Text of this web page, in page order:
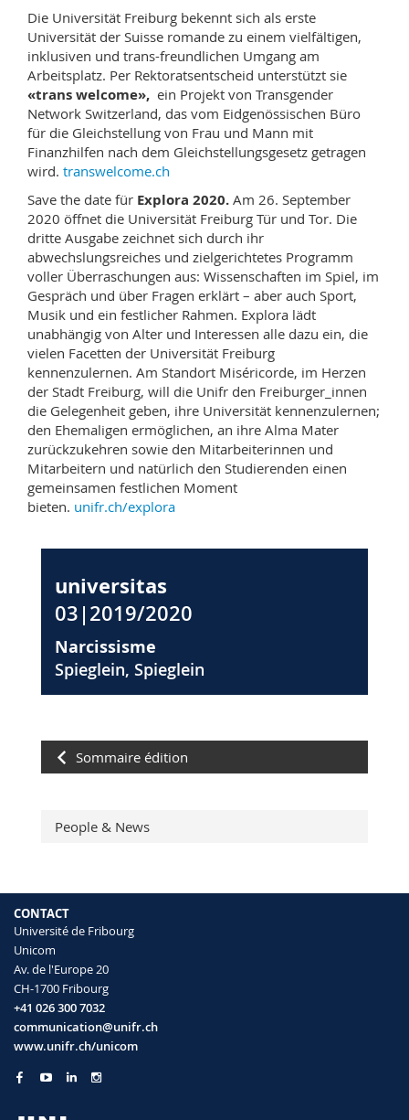
Die Universität Freiburg bekennt sich als erste
Universität der Suisse romande zu einem vielfältigen,
inklusiven und trans-freundlichen Umgang am
Arbeitsplatz. Per Rektoratsentscheid unterstützt sie
«trans welcome», ein Projekt von Transgender
Network Switzerland, das vom Eidgenössischen Büro
für die Gleichstellung von Frau und Mann mit
Finanzhilfen nach dem Gleichstellungsgesetz getragen
wird. transwelcome.ch
Save the date für Explora 2020. Am 26. September
2020 öffnet die Universität Freiburg Tür und Tor. Die
dritte Ausgabe zeichnet sich durch ihr
abwechslungsreiches und zielgerichtetes Programm
voller Überraschungen aus: Wissenschaften im Spiel, im
Gespräch und über Fragen erklärt – aber auch Sport,
Musik und ein festlicher Rahmen. Explora lädt
unabhängig von Alter und Interessen alle dazu ein, die
vielen Facetten der Universität Freiburg
kennenzulernen. Am Standort Miséricorde, im Herzen
der Stadt Freiburg, will die Unifr den Freiburger_innen
die Gelegenheit geben, ihre Universität kennenzulernen;
den Ehemaligen ermöglichen, an ihre Alma Mater
zurückzukehren sowie den Mitarbeiterinnen und
Mitarbeitern und natürlich den Studierenden einen
gemeinsamen festlichen Moment
bieten. unifr.ch/explora
universitas
03|2019/2020
Narcissisme
Spieglein, Spieglein
Sommaire édition
People & News
CONTACT
Université de Fribourg
Unicom
Av. de l'Europe 20
CH-1700 Fribourg
+41 026 300 7032
communication@unifr.ch
www.unifr.ch/unicom